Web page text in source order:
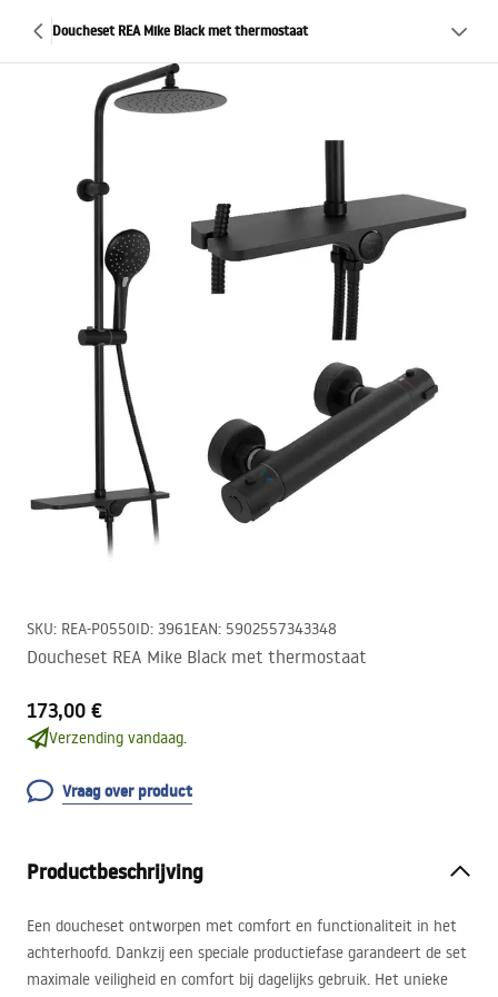
Doucheset REA Mike Black met thermostaat
SKU: REA-P0550ID: 3961EAN: 5902557343348
Doucheset REA Mike Black met thermostaat
173,00 €
Verzending vandaag.
Vraag over product
Productbeschrijving
Een doucheset ontworpen met comfort en functionaliteit in het
achterhoofd. Dankzij een speciale productiefase garandeert de set
maximale veiligheid en comfort bij dagelijks gebruik. Het unieke